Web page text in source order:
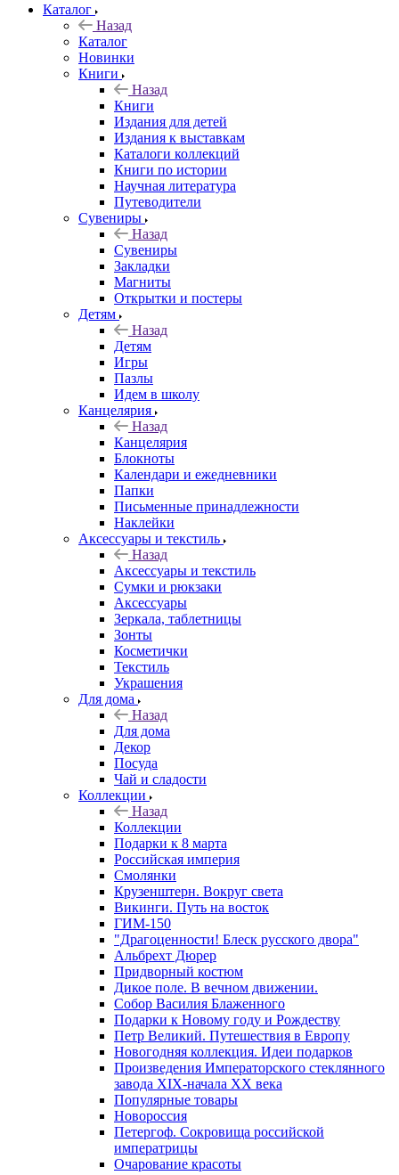
Каталог
Назад
Каталог
Новинки
Книги
Назад
Книги
Издания для детей
Издания к выставкам
Каталоги коллекций
Книги по истории
Научная литература
Путеводители
Сувениры
Назад
Сувениры
Закладки
Магниты
Открытки и постеры
Детям
Назад
Детям
Игры
Пазлы
Идем в школу
Канцелярия
Назад
Канцелярия
Блокноты
Календари и ежедневники
Папки
Письменные принадлежности
Наклейки
Аксессуары и текстиль
Назад
Аксессуары и текстиль
Сумки и рюкзаки
Аксессуары
Зеркала, таблетницы
Зонты
Косметички
Текстиль
Украшения
Для дома
Назад
Для дома
Декор
Посуда
Чай и сладости
Коллекции
Назад
Коллекции
Подарки к 8 марта
Российская империя
Смолянки
Крузенштерн. Вокруг света
Викинги. Путь на восток
ГИМ-150
"Драгоценности! Блеск русского двора"
Альбрехт Дюрер
Придворный костюм
Дикое поле. В вечном движении.
Собор Василия Блаженного
Подарки к Новому году и Рождеству
Петр Великий. Путешествия в Европу
Новогодняя коллекция. Идеи подарков
Произведения Императорского стеклянного
завода XIX-начала XX века
Популярные товары
Новороссия
Петергоф. Сокровища российской
императрицы
Очарование красоты